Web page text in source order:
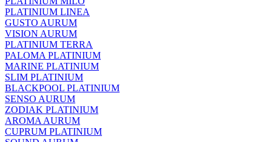
PLATINIUM LINEA
GUSTO AURUM
VISION AURUM
PLATINIUM TERRA
PALOMA PLATINIUM
MARINE PLATINIUM
SLIM PLATINIUM
BLACKPOOL PLATINIUM
SENSO AURUM
ZODIAK PLATINIUM
AROMA AURUM
CUPRUM PLATINIUM